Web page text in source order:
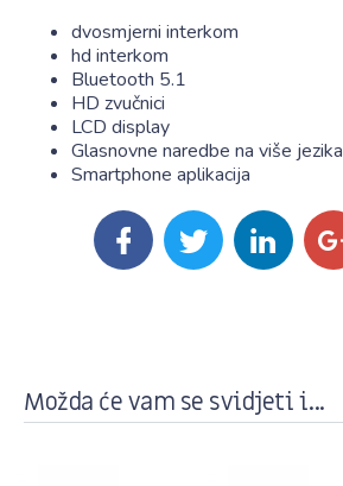
dvosmjerni interkom
hd interkom
Bluetooth 5.1
HD zvučnici
LCD display
Glasnovne naredbe na više jezika
Smartphone aplikacija
Možda će vam se svidjeti i...